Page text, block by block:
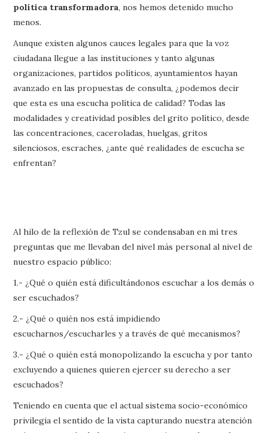
política transformadora, nos hemos detenido mucho
menos.
Aunque existen algunos cauces legales para que la voz
ciudadana llegue a las instituciones y tanto algunas
organizaciones, partidos políticos, ayuntamientos hayan
avanzado en las propuestas de consulta, ¿podemos decir
que esta es una escucha política de calidad? Todas las
modalidades y creatividad posibles del grito político, desde
las concentraciones, caceroladas, huelgas, gritos
silenciosos, escraches, ¿ante qué realidades de escucha se
enfrentan?
Al hilo de la reflexión de Tzul se condensaban en mí tres
preguntas que me llevaban del nivel más personal al nivel de
nuestro espacio público:
1.- ¿Qué o quién está dificultándonos escuchar a los demás o
ser escuchados?
2.- ¿Qué o quién nos está impidiendo
escucharnos/escucharles y a través de qué mecanismos?
3.- ¿Qué o quién está monopolizando la escucha y por tanto
excluyendo a quienes quieren ejercer su derecho a ser
escuchados?
Teniendo en cuenta que el actual sistema socio-económico
privilegia el sentido de la vista capturando nuestra atención